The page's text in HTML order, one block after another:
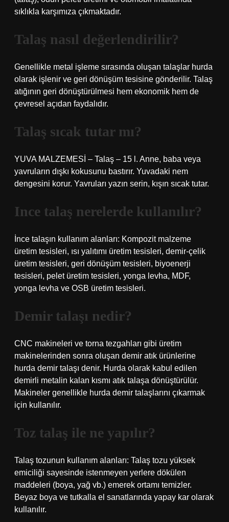
sıklıkla karşımıza çıkmaktadır.
Talaş nasıl değerlendirilir?
Genellikle metal işleme sırasında oluşan talaşlar hurda
olarak işlenir ve geri dönüşüm tesisine gönderilir. Talaş
atığının geri dönüştürülmesi hem ekonomik hem de
çevresel açıdan faydalıdır.
Talaş sıcak tutar mı?
YUVA MALZEMESİ – Talaş – 15 l. Anne, baba veya
yavruların dışkı kokusunu bastırır. Yuvadaki nem
dengesini korur. Yavruları yazın serin, kışın sıcak tutar.
Ince talaş nerelerde kullanılır?
İnce talaşın kullanım alanları: Kompozit malzeme
üretim tesisleri, ısı yalıtımı üretim tesisleri, demir-çelik
üretim tesisleri, geri dönüşüm tesisleri, biyoenerji
tesisleri, pelet üretim tesisleri, yonga levha, MDF,
yonga levha ve OSB üretim tesisleri.
Demir talaşı nedir?
CNC makineleri ve torna tezgahları gibi üretim
makinelerinden sonra oluşan demir atık ürünlerine
hurda demir talaşı denir. Hurda olarak kabul edilen
demirli metalin kalan kısmı atık talaşa dönüştürülür.
Makineler genellikle hurda demir talaşlarını çıkarmak
için kullanılır.
Toz talaş ile ne yapılır?
Talaş tozunun kullanım alanları: Talaş tozu yüksek
emiciliği sayesinde istenmeyen yerlere dökülen
maddeleri (boya, yağ vb.) emerek ortamı temizler.
Beyaz boya ve tutkalla el sanatlarında yapay kar olarak
kullanılır.